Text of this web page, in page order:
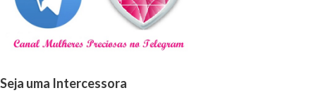
Seja uma Intercessora